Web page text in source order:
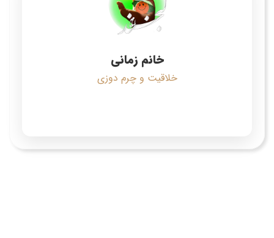
خانم زمانی
خلاقیت و چرم دوزی